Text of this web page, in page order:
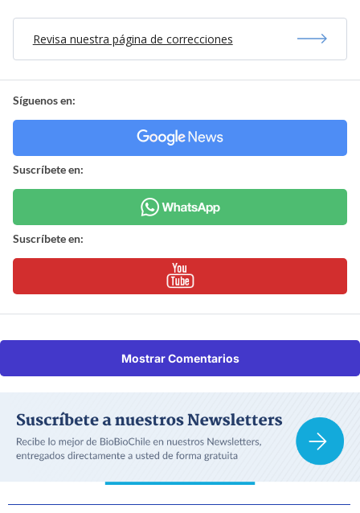
Revisa nuestra página de correcciones
Síguenos en:
Suscríbete en:
Suscríbete en:
Mostrar Comentarios